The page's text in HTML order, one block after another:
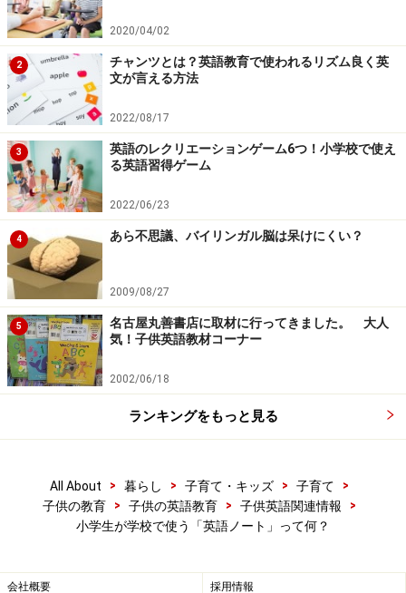
2020/04/02
2
チャンツとは？英語教育で使われるリズム良く英
文が言える方法
2022/08/17
3
英語のレクリエーションゲーム6つ！小学校で使え
る英語習得ゲーム
2022/06/23
4 あら不思議、バイリンガル脳は呆けにくい？
2009/08/27
5
名古屋丸善書店に取材に行ってきました。 大人
気！子供英語教材コーナー
2002/06/18
ランキングをもっと見る
All About > 暮らし > 子育て・キッズ > 子育て
>
子供の教育
> 子供の英語教育 > 子供英語関連情報
>
小学生が学校で使う「英語ノート」って何？
会社概要 採用情報